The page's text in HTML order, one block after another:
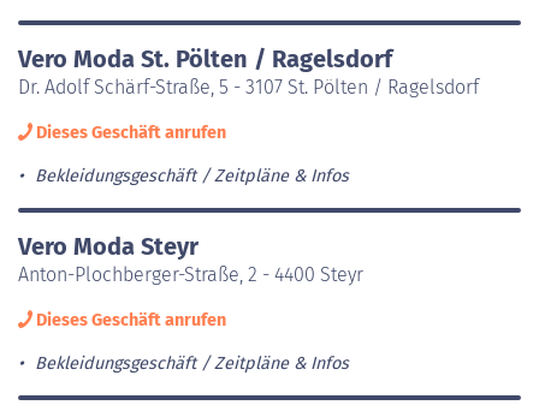
Vero Moda St. Pölten / Ragelsdorf
Dr. Adolf Schärf-Straße, 5 - 3107 St. Pölten / Ragelsdorf
Dieses Geschäft anrufen
Bekleidungsgeschäft Zeitpläne & Infos
Vero Moda Steyr
Anton-Plochberger-Straße, 2 - 4400 Steyr
Dieses Geschäft anrufen
Bekleidungsgeschäft Zeitpläne & Infos